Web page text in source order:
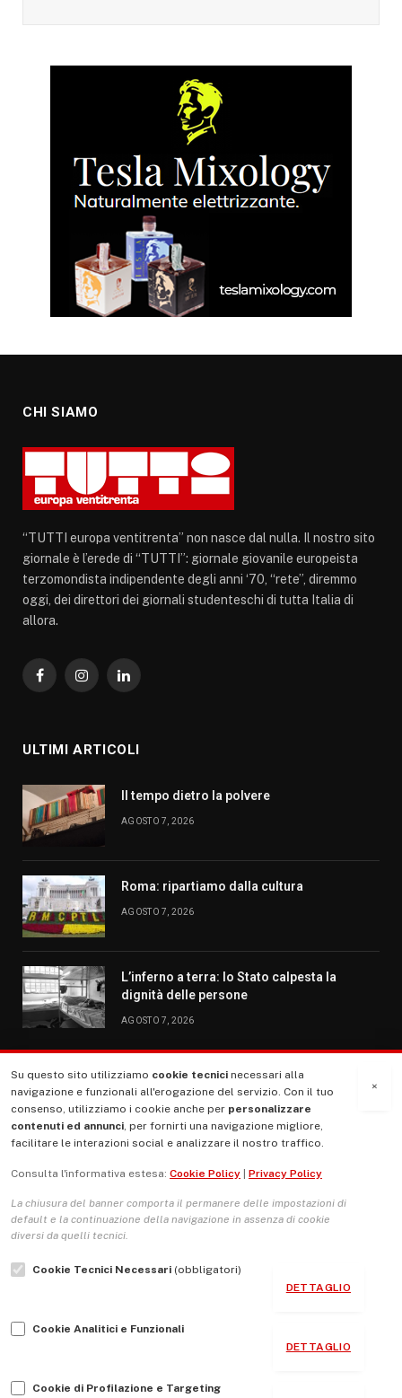
CHI SIAMO
“TUTTI europa ventitrenta” non nasce dal nulla. Il nostro sito
giornale è l’erede di “TUTTI”: giornale giovanile europeista
terzomondista indipendente degli anni ‘70, “rete”, diremmo
oggi, dei direttori dei giornali studenteschi di tutta Italia di
allora.
FacebookInstagramLinkedIn
ULTIMI ARTICOLI
Il tempo dietro la polvere
AGOSTO 7, 2026
Roma: ripartiamo dalla cultura
AGOSTO 7, 2026
L’inferno a terra: lo Stato calpesta la
dignità delle persone
AGOSTO 7, 2026
MENU
La Nostra Storia
Le Copertine
L’Associazione
Indirizzo Socio Politico Culturale
Guida per le autrici e gli autori
×
Su questo sito utilizziamo cookie tecnici necessari alla
navigazione e funzionali all'erogazione del servizio. Con il tuo
consenso, utilizziamo i cookie anche per personalizzare
contenuti ed annunci, per fornirti una navigazione migliore,
facilitare le interazioni social e analizzare il nostro traffico.
Consulta l'informativa estesa: Cookie Policy Privacy Policy
La chiusura del banner comporta il permanere delle impostazioni di
default e la continuazione della navigazione in assenza di cookie
diversi da quelli tecnici.
Cookie Tecnici Necessari (obbligatori)
DETTAGLIO
Cookie Analitici e Funzionali
DETTAGLIO
Cookie di Profilazione e Targeting